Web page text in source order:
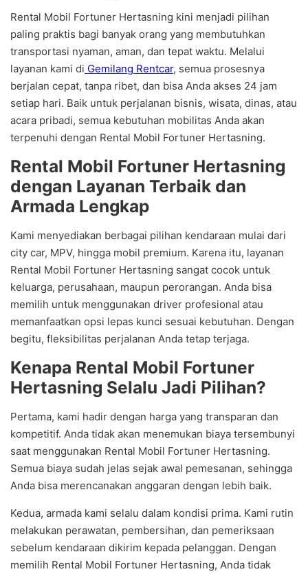
Rental Mobil Fortuner Hertasning kini menjadi pilihan
paling praktis bagi banyak orang yang membutuhkan
transportasi nyaman, aman, dan tepat waktu. Melalui
layanan kami di Gemilang Rentcar, semua prosesnya
berjalan cepat, tanpa ribet, dan bisa Anda akses 24 jam
setiap hari. Baik untuk perjalanan bisnis, wisata, dinas, atau
acara pribadi, semua kebutuhan mobilitas Anda akan
terpenuhi dengan Rental Mobil Fortuner Hertasning.
Rental Mobil Fortuner Hertasning
dengan Layanan Terbaik dan
Armada Lengkap
Kami menyediakan berbagai pilihan kendaraan mulai dari
city car, MPV, hingga mobil premium. Karena itu, layanan
Rental Mobil Fortuner Hertasning sangat cocok untuk
keluarga, perusahaan, maupun perorangan. Anda bisa
memilih untuk menggunakan driver profesional atau
memanfaatkan opsi lepas kunci sesuai kebutuhan. Dengan
begitu, fleksibilitas perjalanan Anda tetap terjaga.
Kenapa Rental Mobil Fortuner
Hertasning Selalu Jadi Pilihan?
Pertama, kami hadir dengan harga yang transparan dan
kompetitif. Anda tidak akan menemukan biaya tersembunyi
saat menggunakan Rental Mobil Fortuner Hertasning.
Semua biaya sudah jelas sejak awal pemesanan, sehingga
Anda bisa merencanakan anggaran dengan lebih baik.
Kedua, armada kami selalu dalam kondisi prima. Kami rutin
melakukan perawatan, pembersihan, dan pemeriksaan
sebelum kendaraan dikirim kepada pelanggan. Dengan
memilih Rental Mobil Fortuner Hertasning, Anda tidak